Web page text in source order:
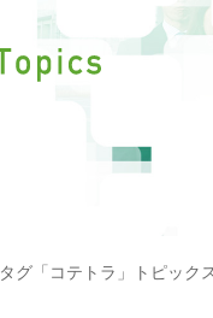
タグ「コテトラ」トピック